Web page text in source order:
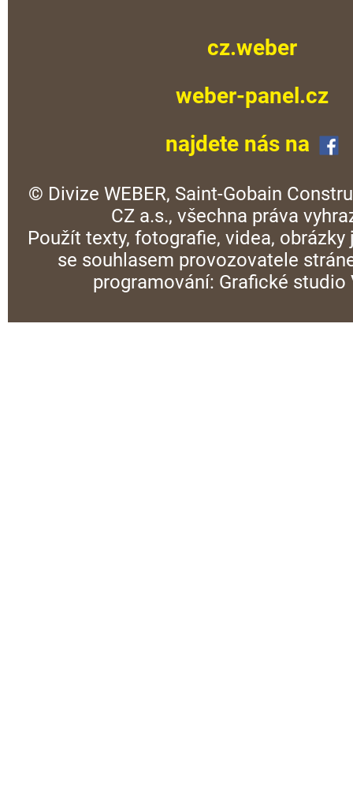
cz.weber
weber-panel.cz
najdete nás na
© Divize WEBER, Saint-Gobain
CZ a.s., všechna práva
Použít texty, fotografie, videa, obrázky
se souhlasem provozovatele
programování: Grafické studio